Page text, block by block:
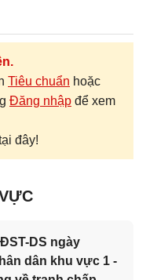
Tiêu chuẩn hoặc
Đăng nhập để xem
đây!
DS ngày
dân khu vực 1 -